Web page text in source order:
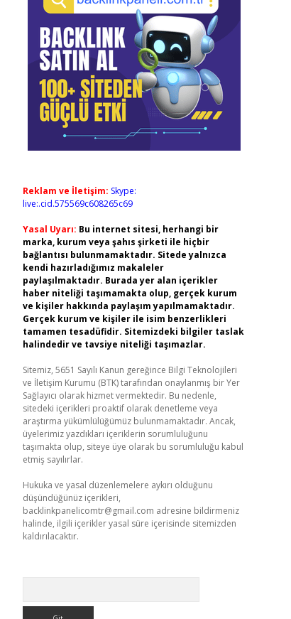
Reklam ve İletişim: Skype:
live:.cid.575569c608265c69
Yasal Uyarı: Bu internet sitesi, herhangi bir
marka, kurum veya şahıs şirketi ile hiçbir
bağlantısı bulunmamaktadır. Sitede yalnızca
kendi hazırladığımız makaleler
paylaşılmaktadır. Burada yer alan içerikler
haber niteliği taşımamakta olup, gerçek kurum
ve kişiler hakkında paylaşım yapılmamaktadır.
Gerçek kurum ve kişiler ile isim benzerlikleri
tamamen tesadüfidir. Sitemizdeki bilgiler taslak
halindedir ve tavsiye niteliği taşımazlar.
Sitemiz, 5651 Sayılı Kanun gereğince Bilgi Teknolojileri
ve İletişim Kurumu (BTK) tarafından onaylanmış bir Yer
Sağlayıcı olarak hizmet vermektedir. Bu nedenle,
sitedeki içerikleri proaktif olarak denetleme veya
araştırma yükümlülüğümüz bulunmamaktadır. Ancak,
üyelerimiz yazdıkları içeriklerin sorumluluğunu
taşımakta olup, siteye üye olarak bu sorumluluğu kabul
etmiş sayılırlar.
Hukuka ve yasal düzenlemelere aykırı olduğunu
düşündüğünüz içerikleri,
backlinkpanelicomtr@gmail.com adresine bildirmeniz
halinde, ilgili içerikler yasal süre içerisinde sitemizden
kaldırılacaktır.